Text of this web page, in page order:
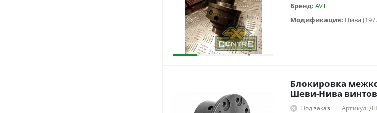
Бренд: AVT
Модификация: Нива
Блокировка
Шеви-Нива
Под заказ Артикул: